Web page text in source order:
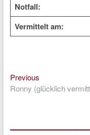
Notfall:
Vermittelt am:
PreviousPrevious
post:
Ronny (glücklich